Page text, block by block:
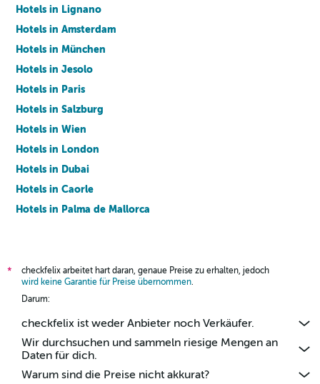
Hotels in Lignano
Hotels in Amsterdam
Hotels in München
Hotels in Jesolo
Hotels in Paris
Hotels in Salzburg
Hotels in Wien
Hotels in London
Hotels in Dubai
Hotels in Caorle
Hotels in Palma de Mallorca
*
checkfelix arbeitet hart daran, genaue Preise zu erhalten, jedoch
wird keine Garantie für Preise übernommen.
Darum:
checkfelix ist weder Anbieter noch Verkäufer.
Wir durchsuchen und sammeln riesige Mengen an
Daten für dich.
Warum sind die Preise nicht akkurat?